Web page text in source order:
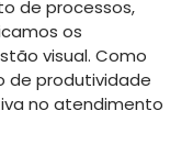
de processos,
os
visual. Como
de produtividade
no atendimento